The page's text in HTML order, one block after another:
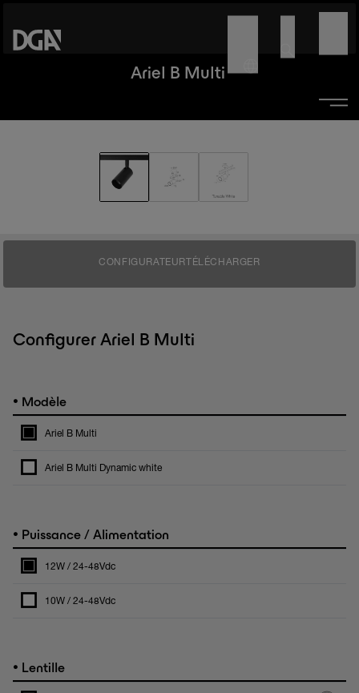
Ariel B Multi
CONFIGURATEURTÉLÉCHARGER
Configurer Ariel B Multi
• Modèle
Ariel B Multi
Ariel B Multi Dynamic white
• Puissance / Alimentation
12W / 24-48Vdc
10W / 24-48Vdc
• Lentille